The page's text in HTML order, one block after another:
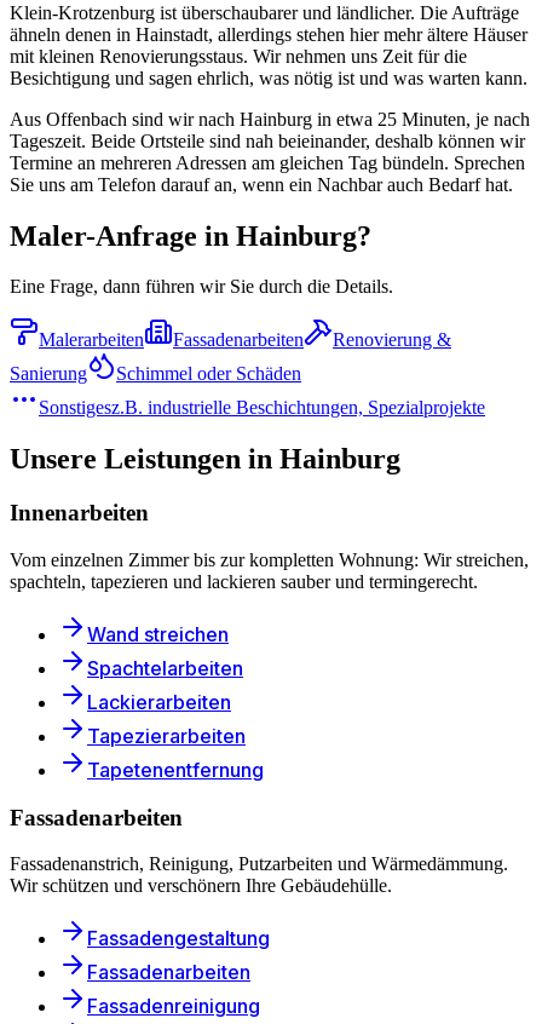
Klein-Krotzenburg ist überschaubarer und ländlicher. Die Aufträge
ähneln denen in Hainstadt, allerdings stehen hier mehr ältere Häuser
mit kleinen Renovierungsstaus. Wir nehmen uns Zeit für die
Besichtigung und sagen ehrlich, was nötig ist und was warten kann.
Aus Offenbach sind wir nach Hainburg in etwa 25 Minuten, je nach
Tageszeit. Beide Ortsteile sind nah beieinander, deshalb können wir
Termine an mehreren Adressen am gleichen Tag bündeln. Sprechen
Sie uns am Telefon darauf an, wenn ein Nachbar auch Bedarf hat.
Maler-Anfrage in Hainburg?
Eine Frage, dann führen wir Sie durch die Details.
Malerarbeiten Fassadenarbeiten
Renovierung &
Sanierung
Schimmel oder Schäden
Sonstigesz.B. industrielle Beschichtungen, Spezialprojekte
Unsere Leistungen in Hainburg
Innenarbeiten
Vom einzelnen Zimmer bis zur kompletten Wohnung: Wir streichen,
spachteln, tapezieren und lackieren sauber und termingerecht.
Wand streichen
Spachtelarbeiten
Lackierarbeiten
Tapezierarbeiten
Tapetenentfernung
Fassadenarbeiten
Fassadenanstrich, Reinigung, Putzarbeiten und Wärmedämmung.
Wir schützen und verschönern Ihre Gebäudehülle.
Fassadengestaltung
Fassadenarbeiten
Fassadenreinigung